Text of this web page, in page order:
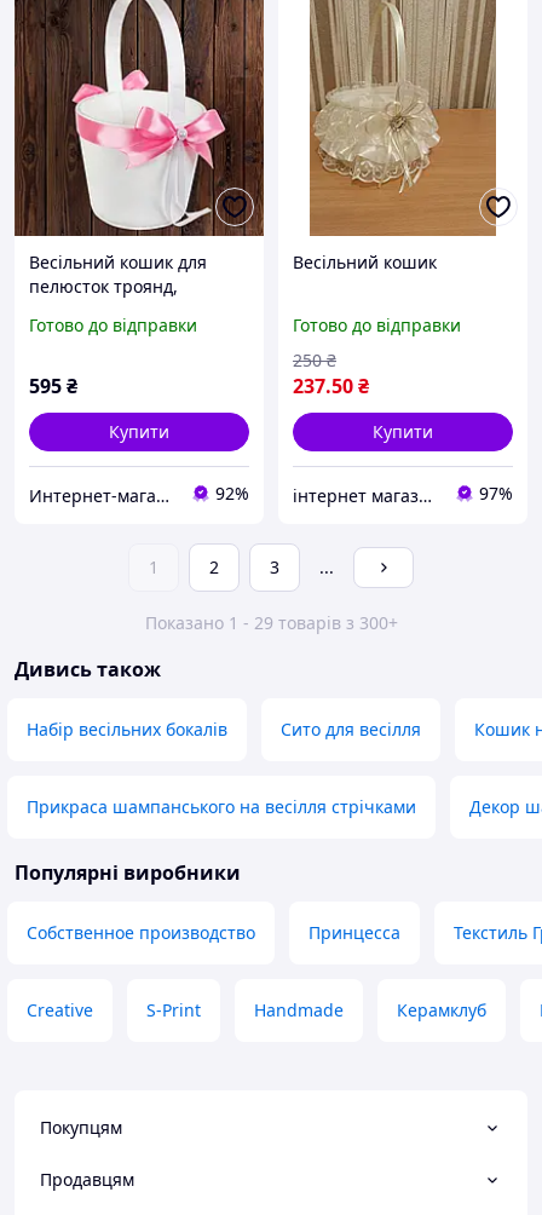
Весільний кошик для
пелюсток троянд,
22*10,5*9,5 см (арт. 0797-
Готово до відправки
595₴
Купити
Интернет-магазин "Приглашалки" 92%
Весільний кошик
Готово до відправки
237.50₴
250 ₴
Купити
інтернет магазин -весільний декор 97%
1 2 3 ...
Показано 1 - 29 товарів з 300+
Дивись також
Набір весільних бокалів Сито для весілля Кошик
Прикраса шампанського на весілля стрічками Декор
Популярні виробники
Собственное производство Принцесса Текстиль
Creative S-Print Handmade Керамклуб
Покупцям
Продавцям